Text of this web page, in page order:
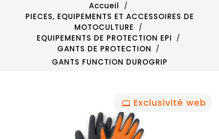
Accueil
PIECES, EQUIPEMENTS ET ACCESSOIRES DE
MOTOCULTURE
EQUIPEMENTS DE PROTECTION EPI
GANTS DE PROTECTION
GANTS FUNCTION DUROGRIP
Exclusivité web